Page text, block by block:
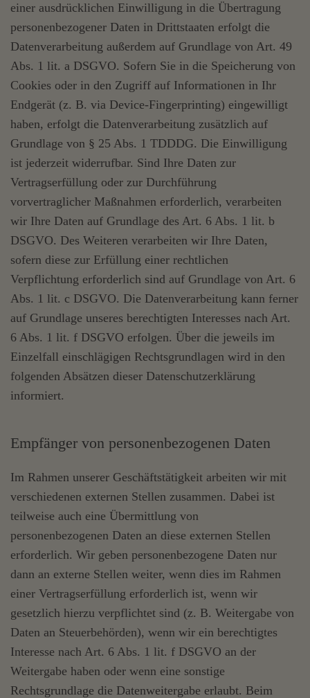
einer ausdrücklichen Einwilligung in die Übertragung
personenbezogener Daten in Drittstaaten erfolgt die
Datenverarbeitung außerdem auf Grundlage von Art. 49
Abs. 1 lit. a DSGVO. Sofern Sie in die Speicherung von
Cookies oder in den Zugriff auf Informationen in Ihr
Endgerät (z. B. via Device-Fingerprinting) eingewilligt
haben, erfolgt die Datenverarbeitung zusätzlich auf
Grundlage von § 25 Abs. 1 TDDDG. Die Einwilligung
ist jederzeit widerrufbar. Sind Ihre Daten zur
Vertragserfüllung oder zur Durchführung
vorvertraglicher Maßnahmen erforderlich, verarbeiten
wir Ihre Daten auf Grundlage des Art. 6 Abs. 1 lit. b
DSGVO. Des Weiteren verarbeiten wir Ihre Daten,
sofern diese zur Erfüllung einer rechtlichen
Verpflichtung erforderlich sind auf Grundlage von Art. 6
Abs. 1 lit. c DSGVO. Die Datenverarbeitung kann ferner
auf Grundlage unseres berechtigten Interesses nach Art.
6 Abs. 1 lit. f DSGVO erfolgen. Über die jeweils im
Einzelfall einschlägigen Rechtsgrundlagen wird in den
folgenden Absätzen dieser Datenschutzerklärung
informiert.
Empfänger von personenbezogenen Daten
Im Rahmen unserer Geschäftstätigkeit arbeiten wir mit
verschiedenen externen Stellen zusammen. Dabei ist
teilweise auch eine Übermittlung von
personenbezogenen Daten an diese externen Stellen
erforderlich. Wir geben personenbezogene Daten nur
dann an externe Stellen weiter, wenn dies im Rahmen
einer Vertragserfüllung erforderlich ist, wenn wir
gesetzlich hierzu verpflichtet sind (z. B. Weitergabe von
Daten an Steuerbehörden), wenn wir ein berechtigtes
Interesse nach Art. 6 Abs. 1 lit. f DSGVO an der
Weitergabe haben oder wenn eine sonstige
Rechtsgrundlage die Datenweitergabe erlaubt. Beim